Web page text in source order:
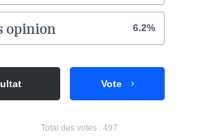
opinion 6.2%
Vote
Total des votes : 497